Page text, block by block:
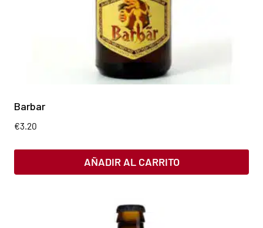
Barbar
€3.20
AÑADIR AL CARRITO